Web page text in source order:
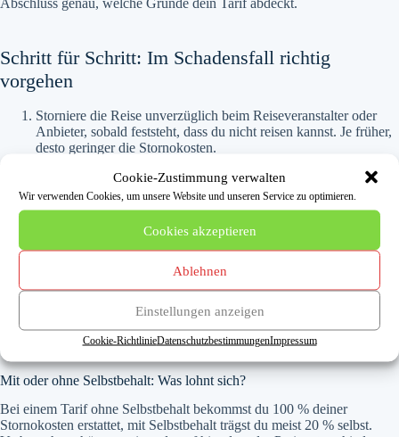
Cookie-Zustimmung verwalten
Wir verwenden Cookies, um unsere Website und unseren Service zu optimieren.
Cookies akzeptieren
Ablehnen
Einstellungen anzeigen
Cookie-RichtlinieDatenschutzbestimmungenImpressum
Abschluss genau, welche Gründe dein Tarif abdeckt.
Schritt für Schritt: Im Schadensfall richtig
vorgehen
Storniere die Reise unverzüglich beim Reiseveranstalter oder
Anbieter, sobald feststeht, dass du nicht reisen kannst. Je früher,
desto geringer die Stornokosten.
Diagnose und deine Reiseunfähigkeit bestätigt. Eine einfache
Krankschreibung genügt nicht.
Melde den Schaden umgehend bei deiner Versicherung und
beachte die Meldefristen in den Bedingungen.
Reiche alle Belege ein: Buchungsbestätigung, Stornorechnung
Rechne bei einem Tarif mit Selbstbehalt damit, dass du dich mit
einem Anteil (meist 20 %) an den Stornokosten beteiligst.
Häufige Fragen
Mit oder ohne Selbstbehalt: Was lohnt sich?
Bei einem Tarif ohne Selbstbehalt bekommst du 100 % deiner
Stornokosten erstattet, mit Selbstbehalt trägst du meist 20 % selbst.